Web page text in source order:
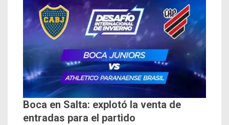
Boca en Salta: explotó la venta de
entradas para el partido